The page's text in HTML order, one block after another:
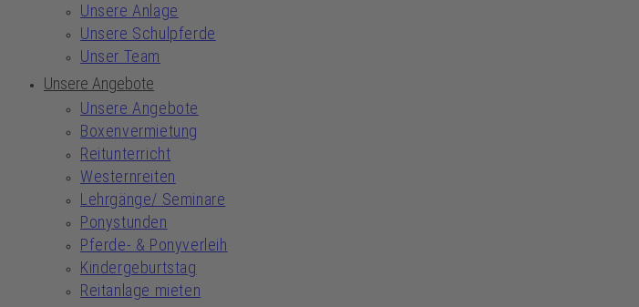
Unsere Anlage
Unsere Schulpferde
Unser Team
Unsere Angebote
Unsere Angebote
Boxenvermietung
Reitunterricht
Westernreiten
Lehrgänge/ Seminare
Ponystunden
Pferde- & Ponyverleih
Kindergeburtstag
Reitanlage mieten